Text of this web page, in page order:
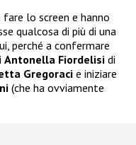
lo screen e hanno
qualcosa di più di una
perché a confermare
Antonella Fiordelisi di
Gregoraci e iniziare
(che ha ovviamente